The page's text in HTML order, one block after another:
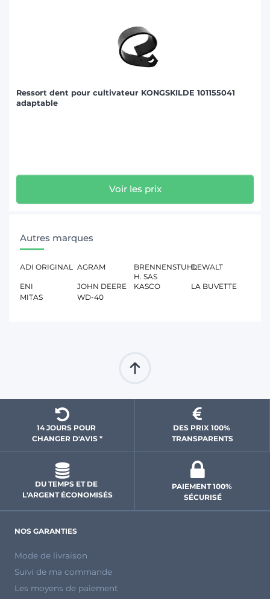
Ressort dent pour cultivateur KONGSKILDE 101155041
adaptable
Voir les prix
Autres marques
ADI ORIGINAL AGRAM
BRENNENSTUHL
H. SAS
DEWALT
ENI JOHN DEERE KASCO
LA BUVETTE
MITAS
WD-40
14 JOURS POUR
CHANGER D'AVIS *
DES PRIX 100%
TRANSPARENTS
DU TEMPS ET DE
L'ARGENT ÉCONOMISÉS
PAIEMENT 100%
SÉCURISÉ
NOS GARANTIES
Mode de livraison
Suivi de ma commande
Les moyens de paiement